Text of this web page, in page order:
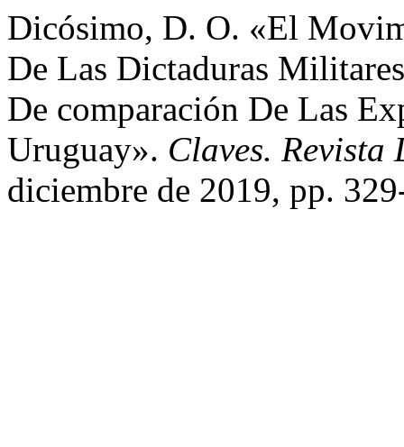
Dicósimo, D. O. «El
De Las Dictaduras
De comparación De Las
Uruguay». Claves.
diciembre de 2019, pp.